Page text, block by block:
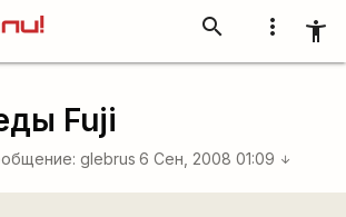
more_vert accessibility_new
search
Fuji
glebrus 6 Сен, 2008 01:09 arrow_downward